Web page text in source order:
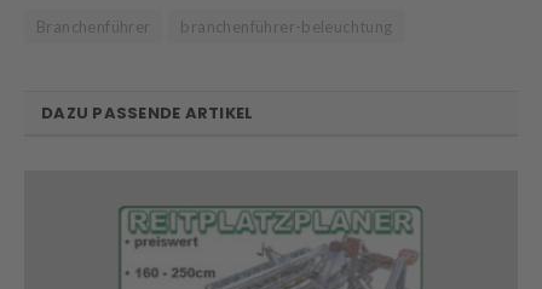
Branchenführer branchenführer-beleuchtung
DAZU PASSENDE ARTIKEL